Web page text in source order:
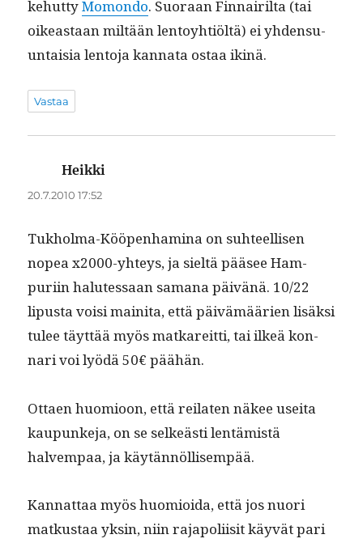
kehut­tyMomon­do. Suo­raan Finnair­il­ta (tai
oikeas­t­aan miltään lentoy­htiöltä) ei yhden­su­
un­taisia lento­ja kan­na­ta ostaa ikinä.
Vastaa
Heikki
20.7.2010 17:52
Tukhol­ma-Kööpen­ham­i­na on suh­teel­lisen
nopea x2000-yhteys, ja sieltä pääsee Ham­
puri­in halutes­saan samana päivänä. 10/22
lipus­ta voisi maini­ta, että päivämäärien lisäk­si
tulee täyt­tää myös matkare­it­ti, tai ilkeä kon­
nari voi lyödä 50€ päähän.
Ottaen huomioon, että reilat­en näkee usei­ta
kaupunke­ja, on se selkeästi lentämistä
halvem­paa, ja käytännöllisempää.
Kan­nat­taa myös huomioi­da, että jos nuori
matkus­taa yksin, niin rajapoli­isit käyvät pari